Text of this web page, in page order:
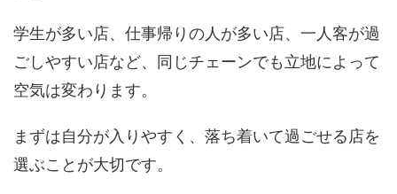
学生が多い店、仕事帰りの人が多い店、一人客が過
ごしやすい店など、同じチェーンでも立地によって
空気は変わります。
まずは自分が入りやすく、落ち着いて過ごせる店を
選ぶことが大切です。